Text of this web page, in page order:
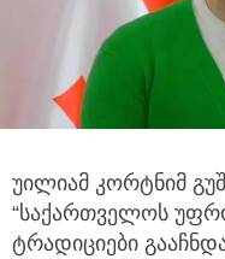
უილიამ კორტნიმ
“საქართველოს
ტრადიციები